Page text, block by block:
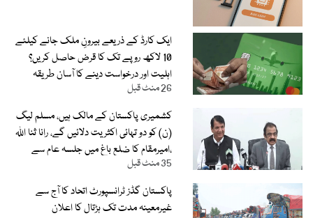
ایک کارڈ کے ذریعے بیرونِ ملک جانے کیلئے
10 لاکھ روپے تک کا قرض حاصل کریں؟
اہلیت اور درخواست دینے کا آسان طریقہ
جانیے
26 منٹ قبل
کشمیری پاکستان کے مالک ہیں، مسلم لیگ
(ن) کو دو تہائی اکثریت دلائیں گے، رانا ثنا اللہ
،امیرمقام کا ضلع باغ میں جلسہ عام سے
خطاب
35 منٹ قبل
پاکستان گڈز ٹرانسپورٹ اتحاد کا آج سے
غیرمعینہ مدت تک ہڑتال کا اعلان